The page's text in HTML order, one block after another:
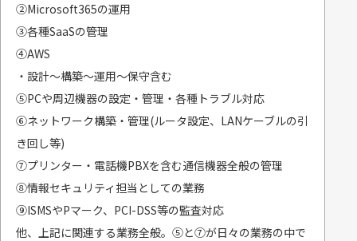
②Microsoft365の運用
③各種SaaSの管理
④AWS
・設計～構築～運用～保守含む
⑤PCや周辺機器の設定・管理・各種トラブル対応
⑥ネットワーク構築・管理(ルータ設定、LANケーブルの引
き回し等)
⑦プリンター・電話機PBXを含む通信機器全般の管理
⑧情報セキュリティ担当としての業務
⑨ISMSやPマーク、PCI-DSS等の監査対応
他、上記に関連する業務全般。⑤と⑦が日々の業務の中で